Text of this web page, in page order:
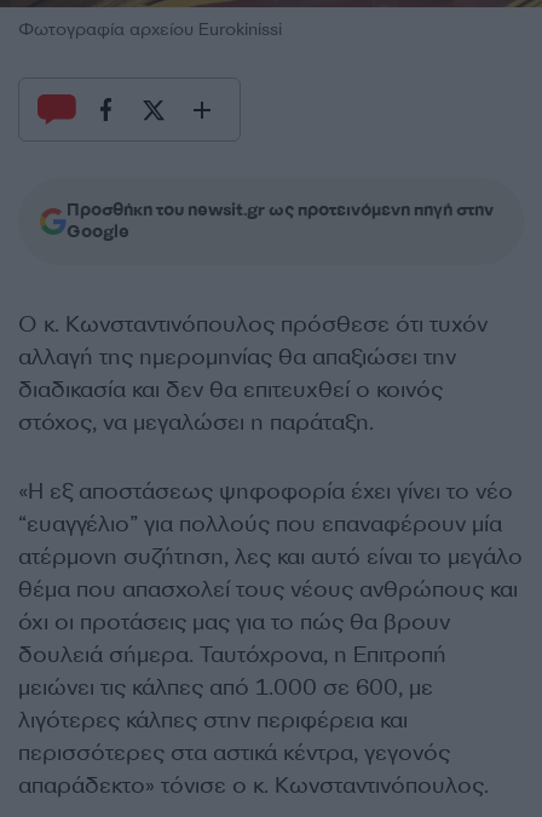
Φωτογραφία αρχείου Eurokinissi
Προσθήκη του newsit.gr ως προτεινόμενη πηγή στην
Google
Ο κ. Κωνσταντινόπουλος πρόσθεσε ότι τυχόν
αλλαγή της ημερομηνίας θα απαξιώσει την
διαδικασία και δεν θα επιτευχθεί ο κοινός
στόχος, να μεγαλώσει η παράταξη.
«Η εξ αποστάσεως ψηφοφορία έχει γίνει το νέο
“ευαγγέλιο” για πολλούς που επαναφέρουν μία
ατέρμονη συζήτηση, λες και αυτό είναι το μεγάλο
θέμα που απασχολεί τους νέους ανθρώπους και
όχι οι προτάσεις μας για το πώς θα βρουν
δουλειά σήμερα. Ταυτόχρονα, η Επιτροπή
μειώνει τις κάλπες από 1.000 σε 600, με
λιγότερες κάλπες στην περιφέρεια και
περισσότερες στα αστικά κέντρα, γεγονός
απαράδεκτο» τόνισε ο κ. Κωνσταντινόπουλος.